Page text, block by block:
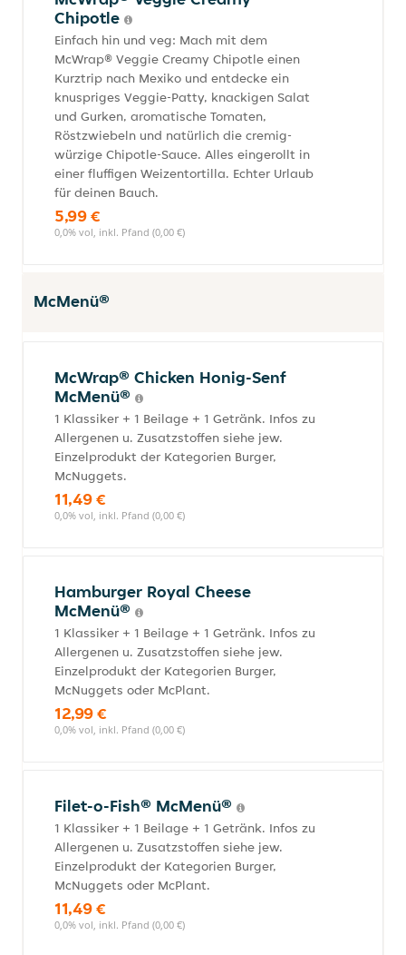
Chipotle
Einfach hin und veg: Mach mit dem
McWrap® Veggie Creamy Chipotle einen
Kurztrip nach Mexiko und entdecke ein
knuspriges Veggie-Patty, knackigen Salat
und Gurken, aromatische Tomaten,
Röstzwiebeln und natürlich die cremig-
würzige Chipotle-Sauce. Alles eingerollt in
einer fluffigen Weizentortilla. Echter Urlaub
für deinen Bauch.
5,99 €
0,0% vol, inkl. Pfand (0,00 €)
McMenü®
McWrap® Chicken Honig-Senf
McMenü®
1 Klassiker + 1 Beilage + 1 Getränk. Infos zu
Allergenen u. Zusatzstoffen siehe jew.
Einzelprodukt der Kategorien Burger,
McNuggets.
11,49 €
0,0% vol, inkl. Pfand (0,00 €)
Hamburger Royal Cheese
McMenü®
1 Klassiker + 1 Beilage + 1 Getränk. Infos zu
Allergenen u. Zusatzstoffen siehe jew.
Einzelprodukt der Kategorien Burger,
McNuggets oder McPlant.
12,99 €
0,0% vol, inkl. Pfand (0,00 €)
Filet-o-Fish® McMenü®
1 Klassiker + 1 Beilage + 1 Getränk. Infos zu
Allergenen u. Zusatzstoffen siehe jew.
Einzelprodukt der Kategorien Burger,
McNuggets oder McPlant.
11,49 €
0,0% vol, inkl. Pfand (0,00 €)